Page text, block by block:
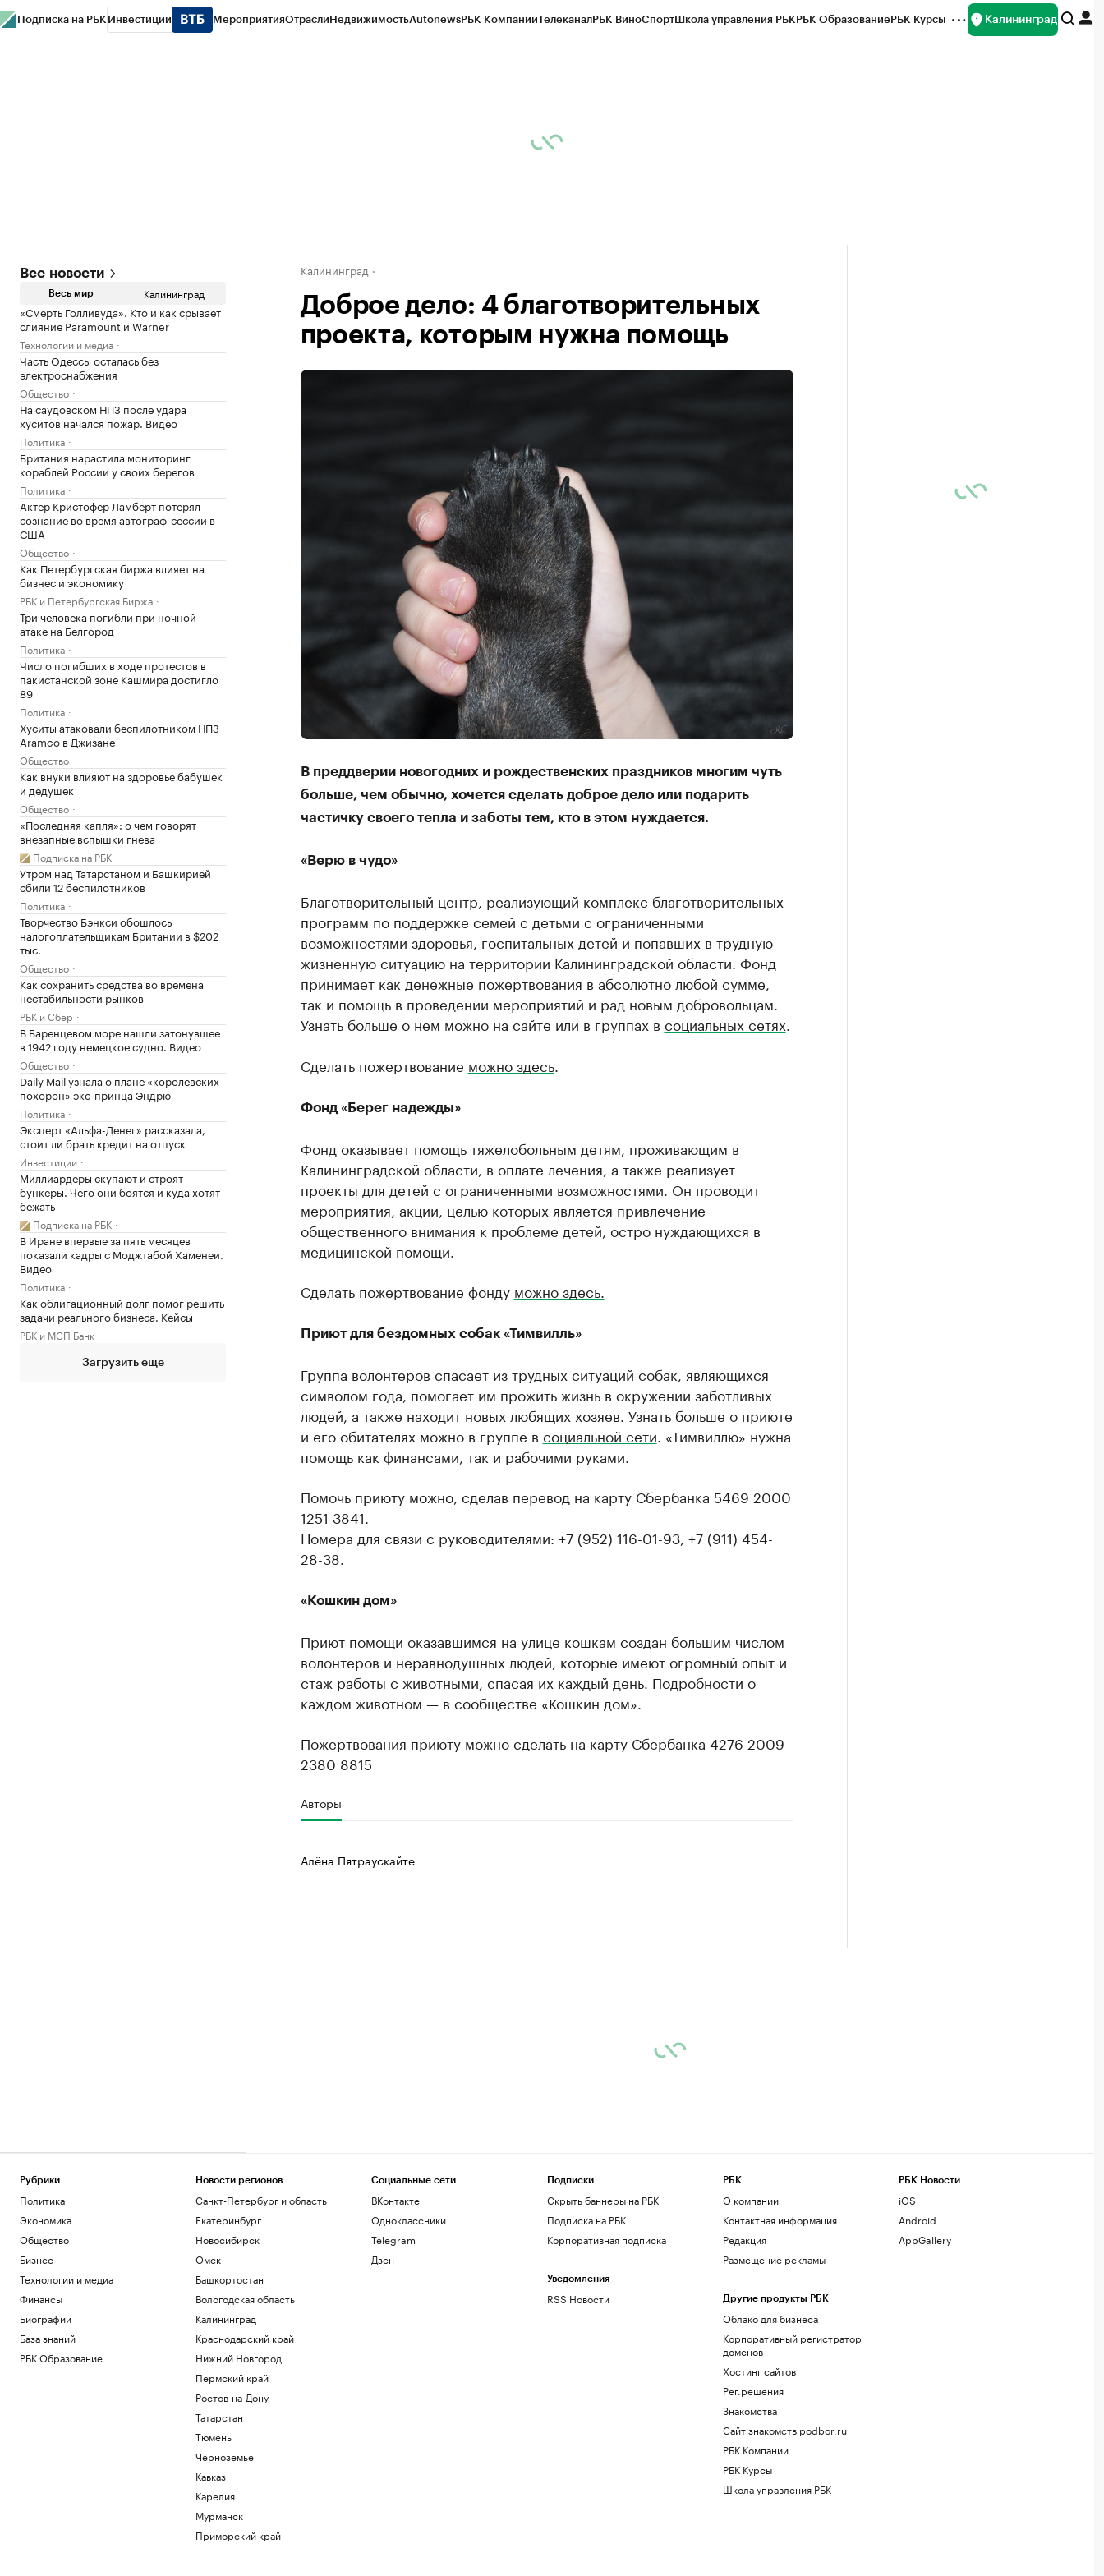
Подписка на РБК Инвестиции МероприятияОтраслиНедвижимостьAutonewsРБК КомпанииТелеканалРБК ВиноСпортШкола управления РБКРБК ОбразованиеРБК Курсы Калининград
Все новости
Весь мир Калининград
«Смерть Голливуда». Кто и как срывает
слияние Paramount и Warner
Технологии и медиа
Часть Одессы осталась без
электроснабжения
Общество
На саудовском НПЗ после удара
хуситов начался пожар. Видео
Политика
Британия нарастила мониторинг
кораблей России у своих берегов
Политика
Актер Кристофер Ламберт потерял
сознание во время автограф-сессии в
США
Общество
Как Петербургская биржа влияет на
бизнес и экономику
РБК и Петербургская Биржа
Три человека погибли при ночной
атаке на Белгород
Политика
Число погибших в ходе протестов в
пакистанской зоне Кашмира достигло
89
Политика
Хуситы атаковали беспилотником НПЗ
Aramco в Джизане
Общество
Как внуки влияют на здоровье бабушек
и дедушек
Общество
«Последняя капля»: о чем говорят
внезапные вспышки гнева
Подписка на РБК
Утром над Татарстаном и Башкирией
сбили 12 беспилотников
Политика
Творчество Бэнкси обошлось
налогоплательщикам Британии в $202
тыс.
Общество
Как сохранить средства во времена
нестабильности рынков
РБК и Сбер
В Баренцевом море нашли затонувшее
в 1942 году немецкое судно. Видео
Общество
Daily Mail узнала о плане «королевских
похорон» экс-принца Эндрю
Политика
Эксперт «Альфа-Денег» рассказала,
стоит ли брать кредит на отпуск
Инвестиции
Миллиардеры скупают и строят
бункеры. Чего они боятся и куда хотят
бежать
Подписка на РБК
В Иране впервые за пять месяцев
показали кадры с Моджтабой Хаменеи.
Видео
Политика
Как облигационный долг помог решить
задачи реального бизнеса. Кейсы
РБК и МСП Банк
Загрузить еще
Калининград
Доброе дело: 4 благотворительных
проекта, которым нужна помощь
В преддверии новогодних и рождественских праздников многим чуть
больше, чем обычно, хочется сделать доброе дело или подарить
частичку своего тепла и заботы тем, кто в этом нуждается.
«Верю в чудо»
Благотворительный центр, реализующий комплекс благотворительных
программ по поддержке семей с детьми с ограниченными
возможностями здоровья, госпитальных детей и попавших в трудную
жизненную ситуацию на территории Калининградской области. Фонд
принимает как денежные пожертвования в абсолютно любой сумме,
так и помощь в проведении мероприятий и рад новым добровольцам.
Узнать больше о нем можно на сайте или в группах в социальных сетях
Сделать пожертвование можно здесь.
Фонд «Берег надежды»
Фонд оказывает помощь тяжелобольным детям, проживающим в
Калининградской области, в оплате лечения, а также реализует
проекты для детей с ограниченными возможностями. Он проводит
мероприятия, акции, целью которых является привлечение
общественного внимания к проблеме детей, остро нуждающихся в
медицинской помощи.
Сделать пожертвование фонду можно здесь.
Приют для бездомных собак «Тимвилль»
Группа волонтеров спасает из трудных ситуаций собак, являющихся
символом года, помогает им прожить жизнь в окружении заботливых
людей, а также находит новых любящих хозяев. Узнать больше о приюте
и его обитателях можно в группе в социальной сети . «Тимвиллю» нужна
помощь как финансами, так и рабочими руками.
Помочь приюту можно, сделав перевод на карту Сбербанка 5469 2000
1251 3841.
Номера для связи с руководителями: +7 (952) 116-01-93, +7 (911) 454-
28-38.
«Кошкин дом»
Приют помощи оказавшимся на улице кошкам создан большим числом
волонтеров и неравнодушных людей, которые имеют огромный опыт и
стаж работы с животными, спасая их каждый день. Подробности о
каждом животном — в сообществе «Кошкин дом».
Пожертвования приюту можно сделать на карту Сбербанка 4276 2009
2380 8815
Авторы
Алёна Пятраускайте
Рубрики
Политика
Экономика
Общество
Бизнес
Технологии и медиа
Финансы
Биографии
База знаний
РБК Образование
Новости регионов
Санкт-Петербург и область
Екатеринбург
Новосибирск
Омск
Башкортостан
Вологодская область
Калининград
Краснодарский край
Нижний Новгород
Пермский край
Ростов-на-Дону
Татарстан
Тюмень
Черноземье
Кавказ
Карелия
Мурманск
Приморский край
Социальные сети
ВКонтакте
Одноклассники
Telegram
Дзен
Подписки
Скрыть баннеры на РБК
Подписка на РБК
Корпоративная подписка
Уведомления
RSS Новости
РБК
О компании
Контактная информация
Редакция
Размещение рекламы
Другие продукты РБК
Облако для бизнеса
Корпоративный регистратор
доменов
Хостинг сайтов
Рег.решения
Знакомства
Сайт знакомств podbor.ru
РБК Компании
РБК Курсы
Школа управления РБК
РБК Новости
iOS
Android
AppGallery